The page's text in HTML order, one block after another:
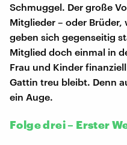
Schmuggel. Der große
Mitglieder – oder Brüder,
geben sich gegenseitig
Mitglied doch einmal in
Frau und Kinder
Gattin treu bleibt. Denn
ein Auge.
Folge drei – Erster